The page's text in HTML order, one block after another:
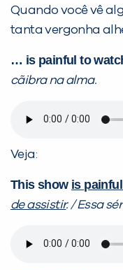
Quando você vê
tanta vergonha
… is painful to
cãibra na alma.
Veja:
This show is
de assistir. / Essa